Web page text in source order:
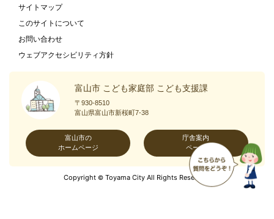
サイトマップ
このサイトについて
お問い合わせ
ウェブアクセシビリティ方針
富山市 こども家庭部 こども支援課
〒930-8510
富山県富山市新桜町7-38
富山市の
ホームページ
庁舎案内
ページ
Copyright © Toyama City All Rights Reserved.